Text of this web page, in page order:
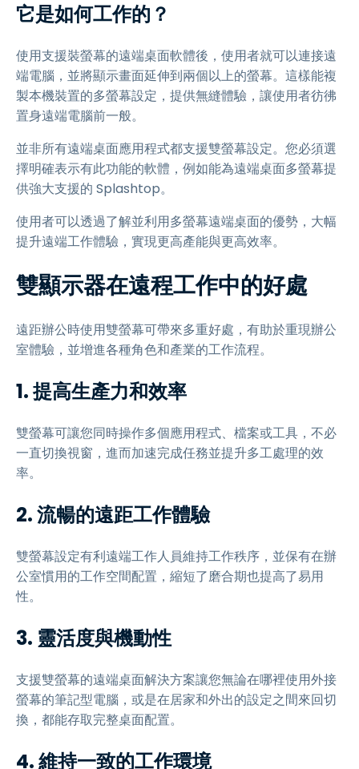
它是如何工作的？
使用支援裝螢幕的遠端桌面軟體後，使用者就可以連接遠
端電腦，並將顯示畫面延伸到兩個以上的螢幕。這樣能複
製本機裝置的多螢幕設定，提供無縫體驗，讓使用者彷彿
置身遠端電腦前一般。
並非所有遠端桌面應用程式都支援雙螢幕設定。您必須選
擇明確表示有此功能的軟體，例如能為遠端桌面多螢幕提
供強大支援的 Splashtop。
使用者可以透過了解並利用多螢幕遠端桌面的優勢，大幅
提升遠端工作體驗，實現更高產能與更高效率。
雙顯示器在遠程工作中的好處
遠距辦公時使用雙螢幕可帶來多重好處，有助於重現辦公
室體驗，並增進各種角色和產業的工作流程。
1. 提高生產力和效率
雙螢幕可讓您同時操作多個應用程式、檔案或工具，不必
一直切換視窗，進而加速完成任務並提升多工處理的效
率。
2. 流暢的遠距工作體驗
雙螢幕設定有利遠端工作人員維持工作秩序，並保有在辦
公室慣用的工作空間配置，縮短了磨合期也提高了易用
性。
3. 靈活度與機動性
支援雙螢幕的遠端桌面解決方案讓您無論在哪裡使用外接
螢幕的筆記型電腦，或是在居家和外出的設定之間來回切
換，都能存取完整桌面配置。
4. 維持一致的工作環境